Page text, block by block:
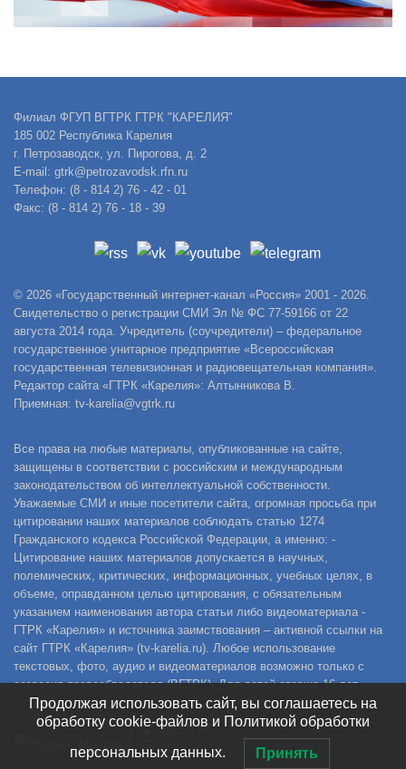
Филиал ФГУП ВГТРК ГТРК "КАРЕЛИЯ"
185 002 Республика Карелия
г. Петрозаводск, ул. Пирогова, д. 2
E-mail: gtrk@petrozavodsk.rfn.ru
Телефон: (8 - 814 2) 76 - 42 - 01
Факс: (8 - 814 2) 76 - 18 - 39
© 2026 «Государственный интернет-канал «Россия» 2001 - 2026.
Свидетельство о регистрации СМИ Эл № ФС 77-59166 от 22
августа 2014 года. Учредитель (соучредители) – федеральное
государственное унитарное предприятие «Всероссийская
государственная телевизионная и радиовещательная компания».
Редактор сайта «ГТРК «Карелия»: Алтынникова В.
Приемная: tv-karelia@vgtrk.ru
Все права на любые материалы, опубликованные на сайте,
защищены в соответствии с российским и международным
законодательством об интеллектуальной собственности.
Уважаемые СМИ и иные посетители сайта, огромная просьба при
цитировании наших материалов соблюдать статью 1274
Гражданского кодекса Российской Федерации, а именно: -
Цитирование наших материалов допускается в научных,
полемических, критических, информационных, учебных целях, в
объеме, оправданном целью цитирования, с обязательным
указанием наименования автора статьи либо видеоматериала -
ГТРК «Карелия» и источника заимствования – активной ссылки на
сайт ГТРК «Карелия» (tv-karelia.ru). Любое использование
текстовых, фото, аудио и видеоматериалов возможно только с
согласия правообладателя (ВГТРК). Для детей старше 16 лет.
Продолжая использовать сайт, вы соглашаетесь на
обработку cookie-файлов и Политикой обработки
персональных данных. Принять